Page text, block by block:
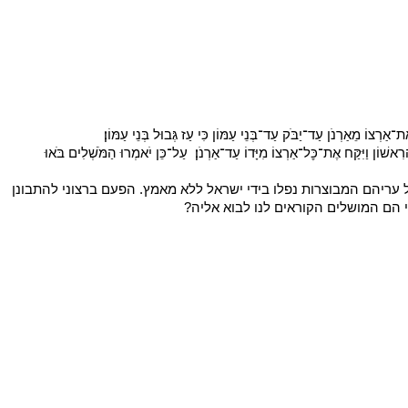
בדף צור קשר ונצרף אתכם לרשימת התפוצה
מֵאַרְנֹן עַד־יַבֹּק עַד־בְּנֵי עַמּוֹן כִּי עַז גְּבוּל בְּנֵי עַמּוֹן׃
וַיִּקַּח יִשְׂרָאֵל אֵת כׇּל־הֶעָרִים הָאֵלֶּה וַיֵּשֶׁב יִשְׂרָאֵל בְּכׇל־עָרֵי הָאֱמֹרִי בְּחֶשְׁבּוֹן וּבְכׇל־בְּנֹתֶיהָ׃  כִּי חֶשְׁבּוֹן עִיר סִיחֹן מֶלֶךְ הָאֱמֹרִי הִוא וְהוּא נִלְחַם בְּמֶלֶךְ מוֹאָב הָרִאשׁוֹן וַיִּקַּח אֶת־כׇּל־אַרְצוֹ מִיָּדוֹ עַד־אַרְנֹן׃  עַל־כֵּן יֹאמְרוּ הַמֹּשְׁלִים בֹּאוּ
הם המושלים הקוראים לנו לבוא אליה?